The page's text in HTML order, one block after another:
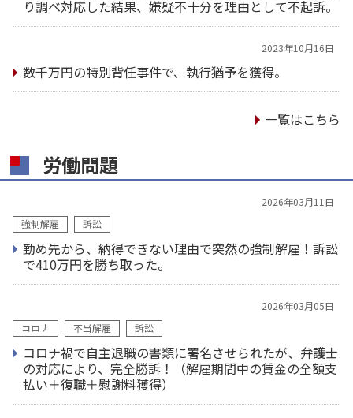
り調べ対応した結果、嫌疑不十分を理由として不起訴。
2023年10月16日
数千万円の特別背任事件で、執行猶予を獲得。
一覧はこちら
労働問題
2026年03月11日
強制解雇
訴訟
勤め先から、納得できない理由で突然の強制解雇！訴訟
で410万円を勝ち取った。
2026年03月05日
コロナ
不当解雇 訴訟
コロナ禍で自主退職の書類に署名させられたが、弁護士
の対応により、完全勝訴！（解雇期間中の賃金の全額支
払い＋復職＋慰謝料獲得）